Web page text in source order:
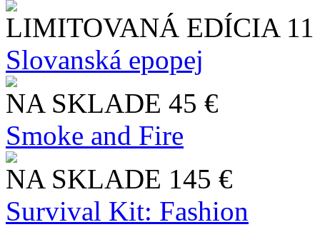
LIMITOVANÁ EDÍCIA
Slo​vanská epopej
NA SKLADE 45 €
Smoke and Fire
NA SKLADE 145 €
Survival Kit: Fashion